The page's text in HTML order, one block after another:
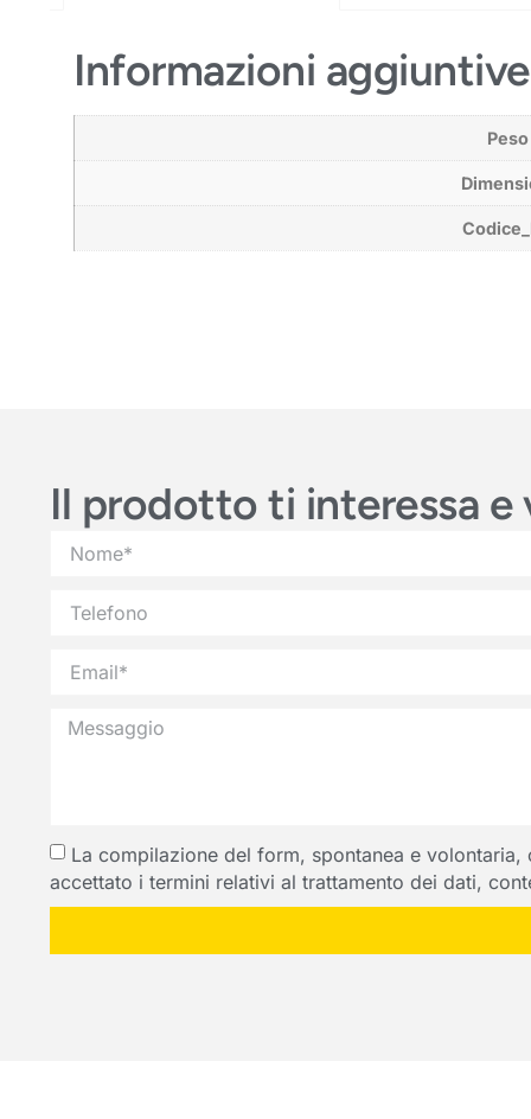
Informazioni aggiuntive
Peso
Il prodotto ti interessa e
La compilazione del form, spontanea e
accettato i termini relativi al trattamento dei dati,